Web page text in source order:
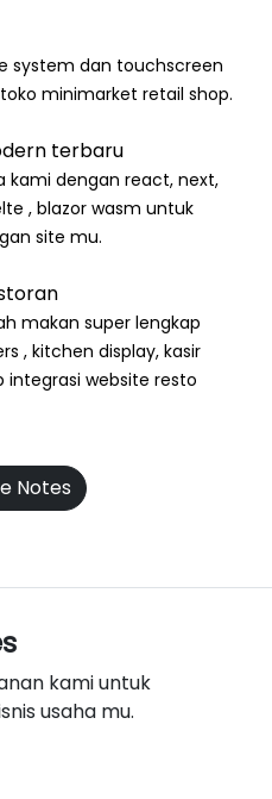
system dan touchscreen
minimarket retail shop.
terbaru
kami dengan react, next,
, blazor wasm untuk
site mu.
makan super lengkap
, kitchen display, kasir
website resto
Notes
kami untuk
usaha mu.